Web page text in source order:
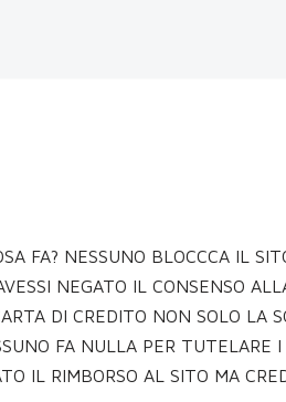
FA? NESSUNO BLOCCCA IL
NEGATO IL CONSENSO
DI CREDITO NON SOLO LA
FA NULLA PER TUTELARE I
IL RIMBORSO AL SITO MA